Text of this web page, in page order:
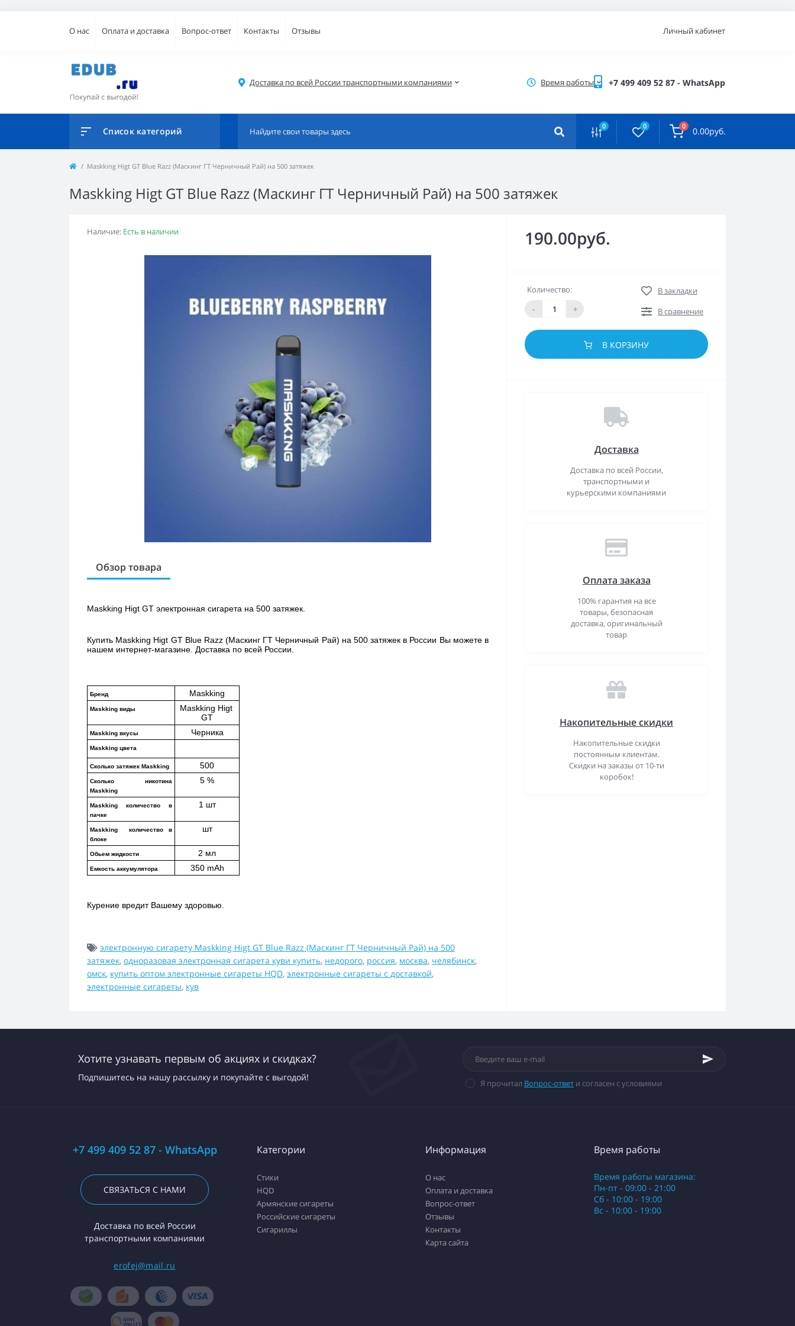
О нас Оплата и доставка Вопрос-ответ Контакты Отзывы Личный кабинет
Доставка по всей России транспортными компаниями Время работы +7 499 409 52 87 - WhatsApp
Список категорий 0 0 0 0.00руб.
Maskking Higt GT Blue Razz (Маскинг ГТ Черничный Рай) на 500 затяжек
Maskking Higt GT Blue Razz (Маскинг ГТ Черничный Рай) на 500 затяжек
Наличие: Есть в наличии
Обзор товара
Maskking Higt GT электронная сигарета на 500 затяжек.
Купить Maskking Higt GT Blue Razz (Маскинг ГТ Черничный Рай) на 500 затяжек в России Вы можете в
нашем интернет-магазине. Доставка по всей России.
Бренд Maskking
Maskking виды
Maskking Higt
GT
Maskking вкусы Черника
Maskking цвета
Сколько затяжек Maskking 500
Сколько никотина
Maskking
5 %
Maskking количество в
пачке
1 шт
Maskking  количество в
блоке
шт
Обьем жидкости 2 мл
Емкость аккумулятора 350 mAh
Курение вредит Вашему здоровью.
электронную сигарету Maskking Higt GT Blue Razz (Маскинг ГТ Черничный Рай) на 500
затяжек, одноразовая электронная сигарета куви купить, недорого, россия, москва, челябинск,
омск, купить оптом электронные сигареты HQD, электронные сигареты с доставкой,
электронные сигареты, кув
190.00руб.
Количество:
-
+
В закладки
В сравнение
В КОРЗИНУ
Доставка
Доставка по всей России,
транспортными и
курьерскими компаниями
Оплата заказа
100% гарантия на все
товары, безопасная
доставка, оригинальный
товар
Накопительные скидки
Накопительные скидки
постоянным клиентам.
Скидки на заказы от 10-ти
коробок!
Хотите узнавать первым об акциях и скидках?
Подпишитесь на нашу рассылку и покупайте с выгодой!
Я прочитал Вопрос-ответ и согласен с условиями
+7 499 409 52 87 - WhatsApp
СВЯЗАТЬСЯ С НАМИ
Доставка по всей России
транспортными компаниями
erofej@mail.ru
Категории
Стики
HQD
Армянские сигареты
Российские сигареты
Сигариллы
Информация
О нас
Оплата и доставка
Вопрос-ответ
Отзывы
Контакты
Карта сайта
Время работы
Время работы магазина:
Пн-пт - 09:00 - 21:00
Сб - 10:00 - 19:00
Вс - 10:00 - 19:00